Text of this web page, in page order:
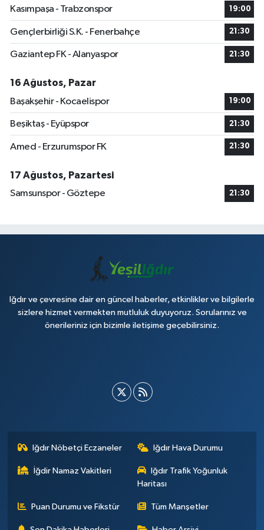
Kasımpaşa - Trabzonspor 19:00
Gençlerbirliği S.K. - Fenerbahçe 21:30
Gaziantep FK - Alanyaspor 21:30
16 Ağustos, Pazar
Başakşehir - Kocaelispor
19:00
Beşiktaş - Eyüpspor 21:30
Amed - Erzurumspor FK 21:30
17 Ağustos, Pazartesi
Samsunspor - Göztepe
21:30
Iğdır ve çevresine dair en güncel haberler, etkinlikler ve bilgilerle
sizlere hizmet vermekten mutluluk duyuyoruz. Sorularınız ve
önerileriniz için bizimle iletişime geçebilirsiniz.
Iğdır Nöbetçi Eczaneler Iğdır Hava Durumu
İğdir Namaz Vakitleri
Iğdır Trafik Yoğunluk
Haritası
Puan Durumu ve Fikstür Tüm Manşetler